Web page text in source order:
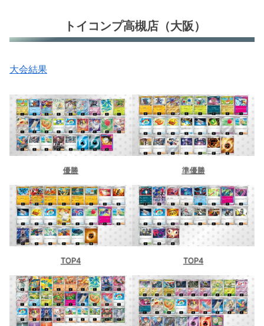
トイコンプ高槻店（大阪）
大会結果
優勝 準優勝
TOP4 TOP4